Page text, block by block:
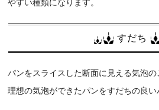
やすい種類になります。
すだち
パンをスライスした断面に見える気泡の
理想の気泡ができたパンをすだちの良い